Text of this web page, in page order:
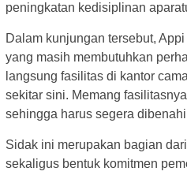
peningkatan kedisiplinan
Dalam kunjungan tersebut,
yang masih membutuhkan
langsung fasilitas di kantor
sekitar sini. Memang
sehingga harus segera
Sidak ini merupakan bagian
sekaligus bentuk komitmen